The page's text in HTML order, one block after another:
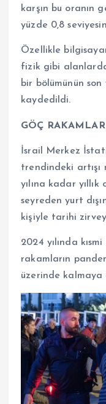
karşın bu oranın
yüzde 0,8
Özellikle
fizik gibi
bir bölümünün
kaydedildi.
GÖÇ
İsrail Merkez
trendindeki artışı
yılına kadar
seyreden yurt
kişiyle tarihi
2024 yılında
rakamların
üzerinde